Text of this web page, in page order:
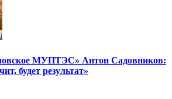
МУПТЭС» Антон Садовников:
будет результат»